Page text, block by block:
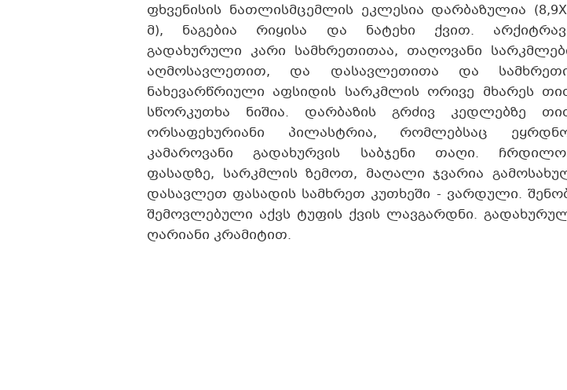
ფხვენისის ნათლისმცემლის ეკლესია დარბაზულია
მ), ნაგებია რიყისა და ნატეხი ქვით.
გადახურული კარი სამხრეთითაა, თაღოვანი
აღმოსავლეთით, და დასავლეთითა და
ნახევარწრიული აფსიდის სარკმლის ორივე მხარეს
სწორკუთხა ნიშია. დარბაზის გრძივ კედლებზე
ორსაფეხურიანი პილასტრია, რომლებსაც
კამაროვანი გადახურვის საბჯენი თაღი.
ფასადზე, სარკმლის ზემოთ, მაღალი ჯვარია
დასავლეთ ფასადის სამხრეთ კუთხეში - ვარდული.
შემოვლებული აქვს ტუფის ქვის ლავგარდნი.
ღარიანი კრამიტით.